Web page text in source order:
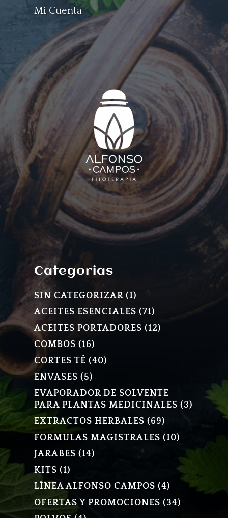
Mi Cuenta
Categorias
SIN CATEGORIZAR 11
PRODUCTO
ACEITES ESENCIALES 7171
PRODUCTOS
ACEITES PORTADORES 1212
COMBOS 1616
PRODUCTOS
CORTES TÉ 4040
ENVASES 55
PRODUCTOS
EVAPORADOR DE SOLVENTE
PARA PLANTAS MEDICINALES
33
EXTRACTOS HERBALES 6969
PRODUCTOS
FORMULAS MAGISTRALES 1010
JARABES 1414
KITS 11
PRODUCTO
LÍNEA ALFONSO CAMPOS 44
PRODUCTOS
OFERTAS Y PROMOCIONES 3434